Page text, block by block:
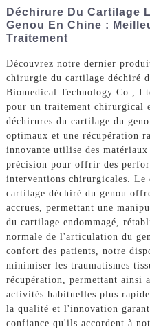
Déchirure Du Cartilage
Genou En Chine :
Traitement
Découvrez notre dernier
chirurgie du cartilage déchiré
Biomedical Technology Co.,
pour un traitement chirurgical
déchirures du cartilage du
optimaux et une récupération
innovante utilise des
précision pour offrir des
interventions chirurgicales.
cartilage déchiré du genou
accrues, permettant une
du cartilage endommagé,
normale de l'articulation du
confort des patients, notre
minimiser les traumatismes
récupération, permettant ainsi
activités habituelles plus
la qualité et l'innovation
confiance qu'ils accordent à